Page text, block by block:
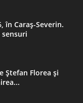
în Caraș-Severin.
Ștefan Florea și